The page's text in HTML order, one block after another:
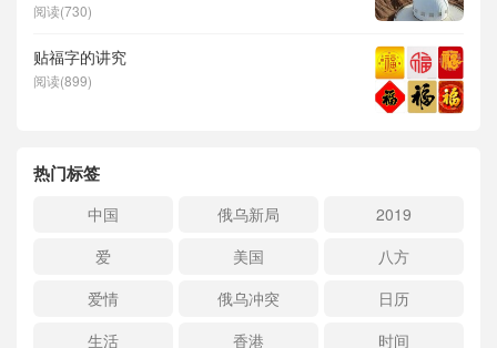
阅读(730)
贴福字的讲究
阅读(899)
热门标签
中国 俄乌新局
2019
爱
美国
八方
爱情
俄乌冲突
日历
生活
香港
时间